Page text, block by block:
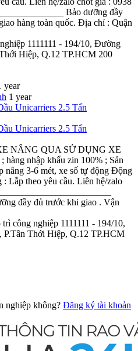
Bảo dưỡng đầy
hàng toàn quốc. Địa chỉ : Quận
1111111 - 194/10, Đường
Hiệp, Q.12 TP.HCM 200
year
1 year
Unicarriers 2.5 Tấn
Unicarriers 2.5 Tấn
NÂNG QUA SỬ DỤNG XE
nhập khẩu zin 100% ; Sản
3-6 mét, xe số tự động Động
Lắp theo yêu cầu. Liên hệ/zalo
đầy đủ trước khi giao . Vận
trì công nghiệp 1111111 - 194/10,
Thới Hiệp, Q.12 TP.HCM
nghiệp không? Đăng ký tài khoản